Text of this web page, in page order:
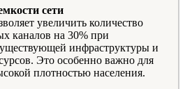
сети
увеличить количество
каналов на 30% при
инфраструктуры и
Это особенно важно для
плотностью населения.